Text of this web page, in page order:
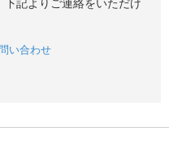
記よりご連絡をいただけ
い合わせ